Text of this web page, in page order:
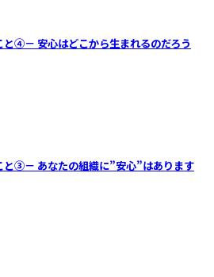
④－ 安心はどこから生まれるのだろう
と③－ あなたの組織に”安心”はあります